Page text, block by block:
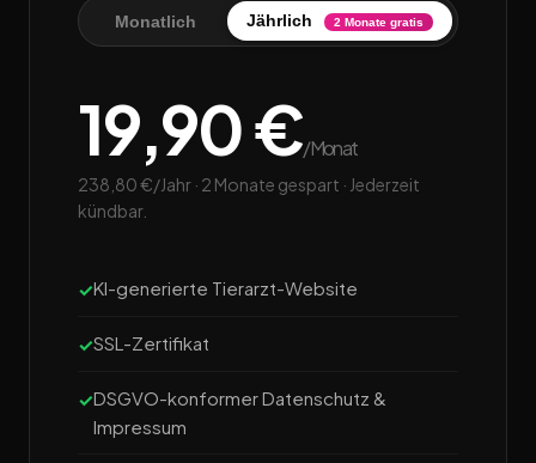
Monatlich Jährlich 2 Monate gratis
19,90 €/Monat
238,80 €/Jahr · 2 Monate gespart · Jederzeit
kündbar.
KI-generierte Tierarzt-Website
SSL-Zertifikat
DSGVO-konformer Datenschutz &
Impressum